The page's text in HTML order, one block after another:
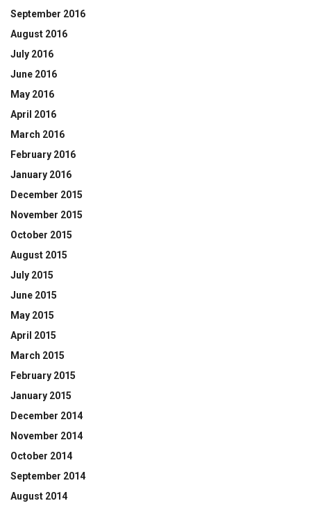
September 2016
August 2016
July 2016
June 2016
May 2016
April 2016
March 2016
February 2016
January 2016
December 2015
November 2015
October 2015
August 2015
July 2015
June 2015
May 2015
April 2015
March 2015
February 2015
January 2015
December 2014
November 2014
October 2014
September 2014
August 2014